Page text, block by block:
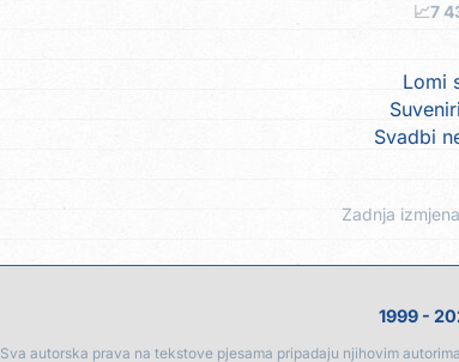
📈7
Lomi
Svadbi
Zadnja
1999 -
Sva autorska prava na tekstove pjesama pripadaju njihovim